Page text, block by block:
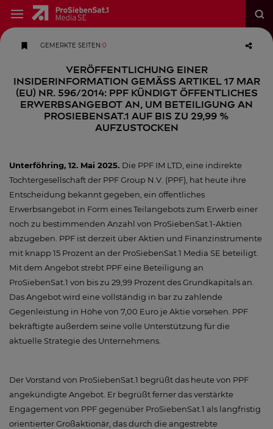
GEMERKTE SEITEN:0
VERÖFFENTLICHUNG EINER
INSIDERINFORMATION GEMÄSS ARTIKEL 17 MAR
(EU) NR. 596/2014: PPF kündigt öffentliches
Erwerbsangebot an, um Beteiligung an
ProSiebenSat.1 auf bis zu 29,99 %
aufzustocken
Unterföhring, 12. Mai 2025. Die PPF IM LTD, eine indirekte
Tochtergesellschaft der PPF Group N.V. (PPF), hat heute ihre
Entscheidung bekannt gegeben, ein öffentliches
Erwerbsangebot in Form eines Teilangebots zum Erwerb einer
noch zu bestimmenden Anzahl von ProSiebenSat.1-Aktien
abzugeben. PPF ist derzeit über Aktien und Finanzinstrumente
mit knapp 15 Prozent an der ProSiebenSat.1 Media SE beteiligt.
Mit dem Angebot strebt PPF eine Beteiligung an
ProSiebenSat.1 von bis zu 29,99 Prozent des Grundkapitals an.
Das Angebot wird eine vollständig in bar zu zahlende
Gegenleistung in Höhe von 7,00 Euro je Aktie vorsehen. PPF
bekräftigte außerdem seine volle Unterstützung für die
aktuelle Strategie des Unternehmens.
Der Vorstand von ProSiebenSat.1 begrüßt das heute von PPF
angekündigte Angebot. Er begrüßt ferner das verstärkte
Engagement von PPF gegenüber ProSiebenSat.1 als langfristig
orientierter Großaktionär, das durch die angestrebte